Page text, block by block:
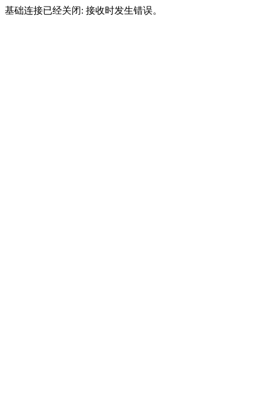
基础连接已经关闭: 接收时发生错误。